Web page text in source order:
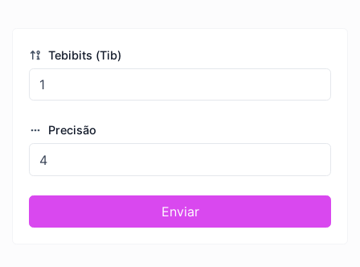
Tebibits (Tib)
Precisão
Enviar